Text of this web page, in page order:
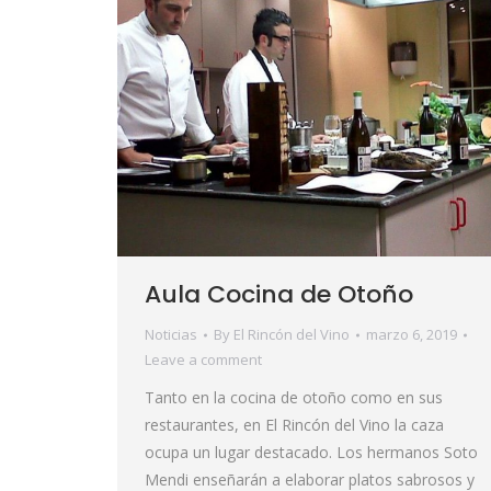
Aula Cocina de Otoño
Noticias By El Rincón del Vino
marzo 6, 2019
Leave a comment
Tanto en la cocina de otoño como en sus
restaurantes, en El Rincón del Vino la caza
ocupa un lugar destacado. Los hermanos Soto
Mendi enseñarán a elaborar platos sabrosos y